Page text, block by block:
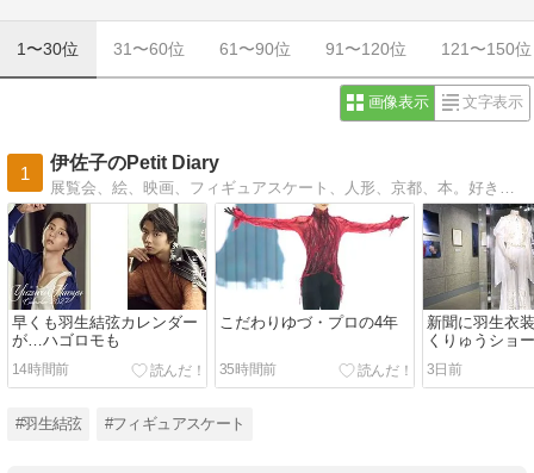
1〜30位 31〜60位 61〜90位 91〜120位 121〜150位
画像表示 文字表示
1
伊佐子のPetit Diary
早くも羽生結弦カレンダー
が…ハゴロモも
14時間前
こだわりゆづ・プロの4年
35時間前
新聞に羽生衣
くりゅうショ
3日前
#羽生結弦 #フィギュアスケート